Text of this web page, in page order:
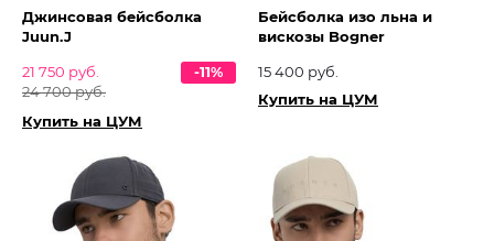
Джинсовая бейсболка
Juun.J
21 750 руб.
24 700 руб.
-11%
Купить на ЦУМ
Бейсболка изо льна и
вискозы Bogner
15 400 руб.
Купить на ЦУМ